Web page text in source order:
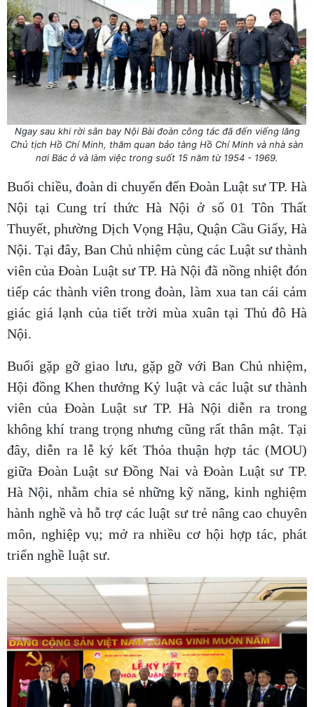
Ngay sau khi rời sân bay Nội Bài đoàn công tác đã đến viếng lăng
Chủ tịch Hồ Chí Minh, thăm quan bảo tàng Hồ Chí Minh và nhà sàn
nơi Bác ở và làm việc trong suốt 15 năm từ 1954 - 1969.
Buổi chiều, đoàn di chuyển đến Đoàn Luật sư TP. Hà
Nội tại Cung trí thức Hà Nội ở số 01 Tôn Thất
Thuyết, phường Dịch Vọng Hậu, Quận Cầu Giấy, Hà
Nội. Tại đây, Ban Chủ nhiệm cùng các Luật sư thành
viên của Đoàn Luật sư TP. Hà Nội đã nồng nhiệt đón
tiếp các thành viên trong đoàn, làm xua tan cái cảm
giác giá lạnh của tiết trời mùa xuân tại Thủ đô Hà
Nội.
Buổi gặp gỡ giao lưu, gặp gỡ với Ban Chủ nhiệm,
Hội đồng Khen thưởng Kỷ luật và các luật sư thành
viên của Đoàn Luật sư TP. Hà Nội diễn ra trong
không khí trang trọng nhưng cũng rất thân mật. Tại
đây, diễn ra lễ ký kết Thỏa thuận hợp tác (MOU)
giữa Đoàn Luật sư Đồng Nai và Đoàn Luật sư TP.
Hà Nội, nhằm chia sẻ những kỹ năng, kinh nghiệm
hành nghề và hỗ trợ các luật sư trẻ nâng cao chuyên
môn, nghiệp vụ; mở ra nhiều cơ hội hợp tác, phát
triển nghề luật sư.